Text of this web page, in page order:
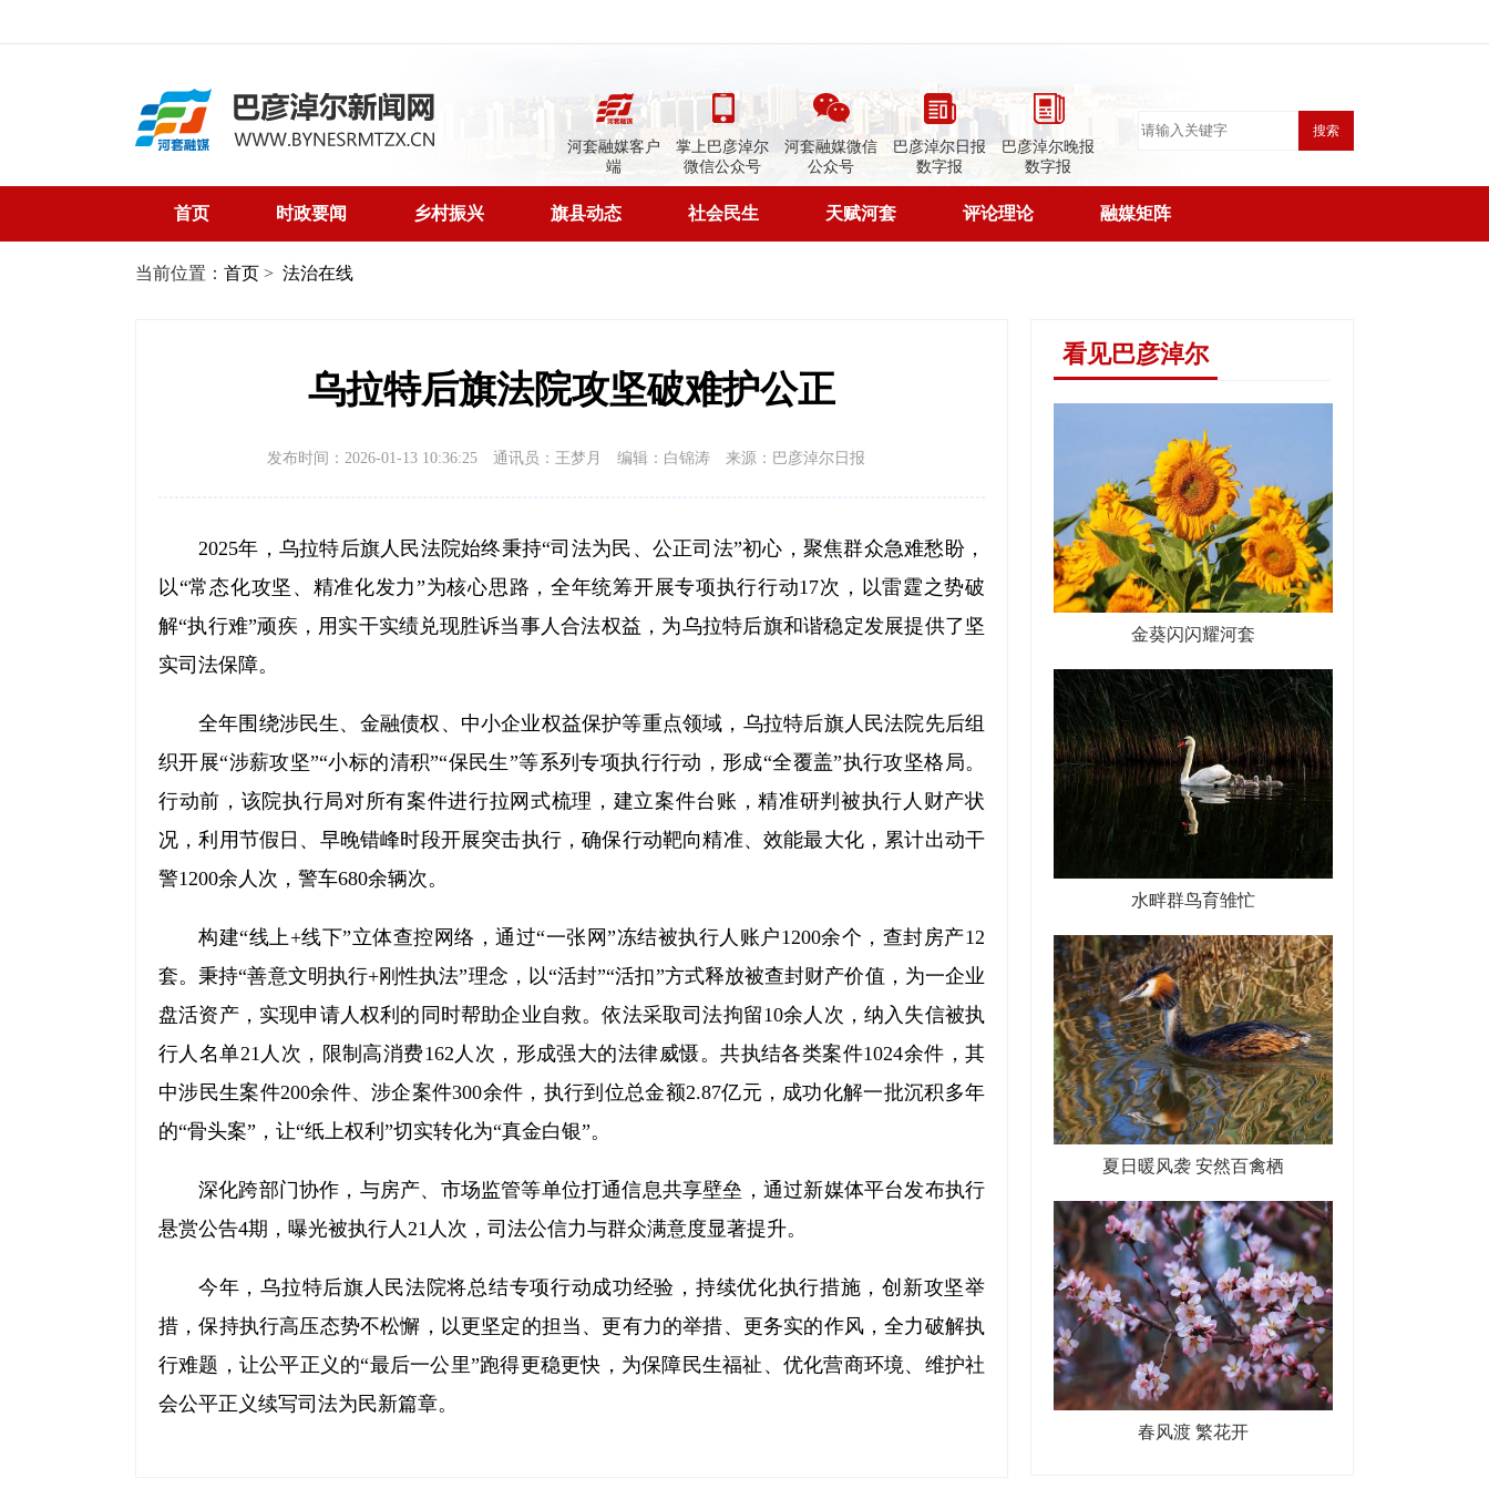
河套融媒客户
端
掌上巴彦淖尔
微信公众号
河套融媒微信
公众号
巴彦淖尔日报
数字报
巴彦淖尔晚报
数字报
搜索
首页 时政要闻 乡村振兴 旗县动态 社会民生 天赋河套 评论理论 融媒矩阵
当前位置： 首页 > 法治在线
乌拉特后旗法院攻坚破难护公正
发布时间：2026-01-13 10:36:25 通讯员：王梦月 编辑：白锦涛 来源：巴彦淖尔日报
2025年，乌拉特后旗人民法院始终秉持“司法为民、公正司法”初心，聚焦群众急难愁盼，
以“常态化攻坚、精准化发力”为核心思路，全年统筹开展专项执行行动17次，以雷霆之势破
解“执行难”顽疾，用实干实绩兑现胜诉当事人合法权益，为乌拉特后旗和谐稳定发展提供了坚
实司法保障。
全年围绕涉民生、金融债权、中小企业权益保护等重点领域，乌拉特后旗人民法院先后组
织开展“涉薪攻坚”“小标的清积”“保民生”等系列专项执行行动，形成“全覆盖”执行攻坚格局。
行动前，该院执行局对所有案件进行拉网式梳理，建立案件台账，精准研判被执行人财产状
况，利用节假日、早晚错峰时段开展突击执行，确保行动靶向精准、效能最大化，累计出动干
警1200余人次，警车680余辆次。
构建“线上+线下”立体查控网络，通过“一张网”冻结被执行人账户1200余个，查封房产12
套。秉持“善意文明执行+刚性执法”理念，以“活封”“活扣”方式释放被查封财产价值，为一企业
盘活资产，实现申请人权利的同时帮助企业自救。依法采取司法拘留10余人次，纳入失信被执
行人名单21人次，限制高消费162人次，形成强大的法律威慑。共执结各类案件1024余件，其
中涉民生案件200余件、涉企案件300余件，执行到位总金额2.87亿元，成功化解一批沉积多年
的“骨头案”，让“纸上权利”切实转化为“真金白银”。
深化跨部门协作，与房产、市场监管等单位打通信息共享壁垒，通过新媒体平台发布执行
悬赏公告4期，曝光被执行人21人次，司法公信力与群众满意度显著提升。
今年，乌拉特后旗人民法院将总结专项行动成功经验，持续优化执行措施，创新攻坚举
措，保持执行高压态势不松懈，以更坚定的担当、更有力的举措、更务实的作风，全力破解执
行难题，让公平正义的“最后一公里”跑得更稳更快，为保障民生福祉、优化营商环境、维护社
会公平正义续写司法为民新篇章。
看见巴彦淖尔
金葵闪闪耀河套
水畔群鸟育雏忙
夏日暖风袭 安然百禽栖
春风渡 繁花开